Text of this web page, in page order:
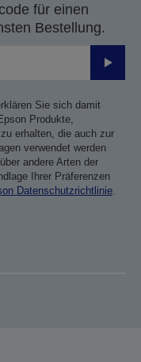
für einen
Bestellung.
Sie sich damit
Produkte,
erhalten, die auch zur
verwendet werden
andere Arten der
Ihrer Präferenzen
Datenschutzrichtlinie.